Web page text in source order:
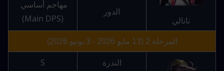
نانالي
الدور
(Main DPS)
المرحلة 2 (13 مايو 2026 - 3 يونيو 2026)
الندرة
S